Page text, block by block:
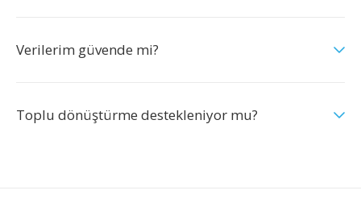
Verilerim güvende mi?
Toplu dönüştürme destekleniyor mu?